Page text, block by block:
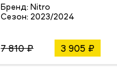
Бренд: Nitro
Сезон: 2023/2024
7 810 ₽ 3 905 ₽